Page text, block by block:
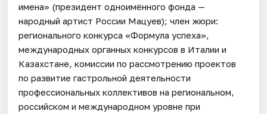
имена» (президент одноимённого фонда —
народный артист России Мацуев); член жюри:
регионального конкурса «Формула успеха»,
международных органных конкурсов в Италии и
Казахстане, комиссии по рассмотрению проектов
по развитие гастрольной деятельности
профессиональных коллективов на региональном,
российском и международном уровне при